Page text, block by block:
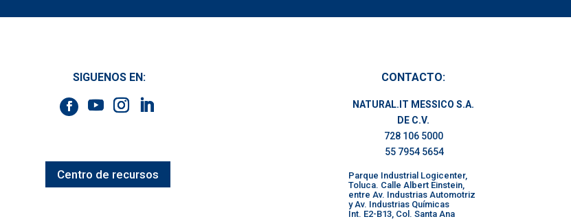
SIGUENOS EN:
Centro de recursos
CONTACTO:
NATURAL.IT MESSICO S.A.
DE C.V.
728 106 5000
55 7954 5654
Parque Industrial Logicenter,
Toluca. Calle Albert Einstein,
entre Av. Industrias Automotriz
y Av. Industrias Químicas
Int. E2-B13, Col. Santa Ana